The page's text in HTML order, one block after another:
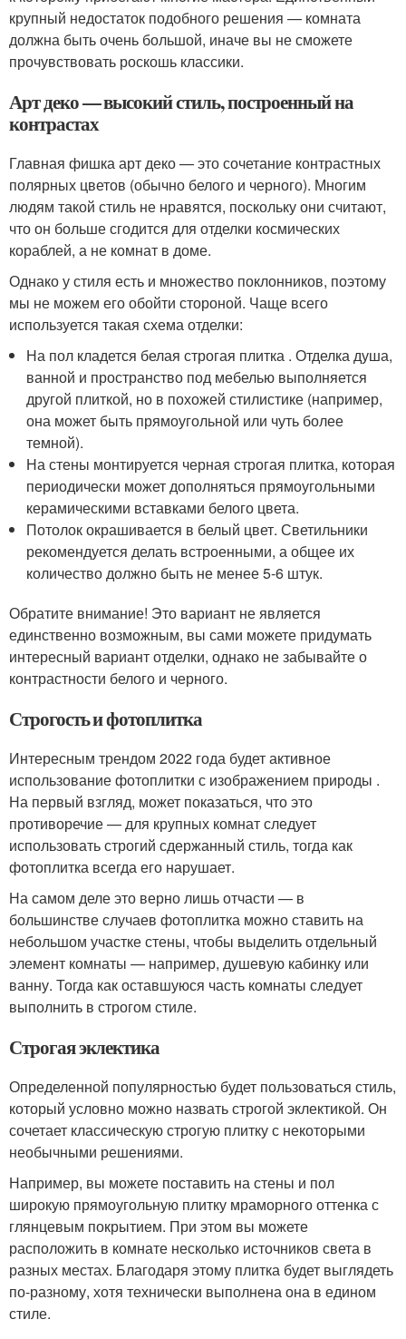
крупный недостаток подобного решения — комната
должна быть очень большой, иначе вы не сможете
прочувствовать роскошь классики.
Арт деко — высокий стиль, построенный на
контрастах
Главная фишка арт деко — это сочетание контрастных
полярных цветов (обычно белого и черного). Многим
людям такой стиль не нравятся, поскольку они считают,
что он больше сгодится для отделки космических
кораблей, а не комнат в доме.
Однако у стиля есть и множество поклонников, поэтому
мы не можем его обойти стороной. Чаще всего
используется такая схема отделки:
На пол кладется белая строгая плитка . Отделка душа,
ванной и пространство под мебелью выполняется
другой плиткой, но в похожей стилистике (например,
она может быть прямоугольной или чуть более
темной).
На стены монтируется черная строгая плитка, которая
периодически может дополняться прямоугольными
керамическими вставками белого цвета.
Потолок окрашивается в белый цвет. Светильники
рекомендуется делать встроенными, а общее их
количество должно быть не менее 5-6 штук.
Обратите внимание! Это вариант не является
единственно возможным, вы сами можете придумать
интересный вариант отделки, однако не забывайте о
контрастности белого и черного.
Строгость и фотоплитка
Интересным трендом 2022 года будет активное
использование фотоплитки с изображением природы .
На первый взгляд, может показаться, что это
противоречие — для крупных комнат следует
использовать строгий сдержанный стиль, тогда как
фотоплитка всегда его нарушает.
На самом деле это верно лишь отчасти — в
большинстве случаев фотоплитка можно ставить на
небольшом участке стены, чтобы выделить отдельный
элемент комнаты — например, душевую кабинку или
ванну. Тогда как оставшуюся часть комнаты следует
выполнить в строгом стиле.
Строгая эклектика
Определенной популярностью будет пользоваться стиль,
который условно можно назвать строгой эклектикой. Он
сочетает классическую строгую плитку с некоторыми
необычными решениями.
Например, вы можете поставить на стены и пол
широкую прямоугольную плитку мраморного оттенка с
глянцевым покрытием. При этом вы можете
расположить в комнате несколько источников света в
разных местах. Благодаря этому плитка будет выглядеть
по-разному, хотя технически выполнена она в едином
стиле.